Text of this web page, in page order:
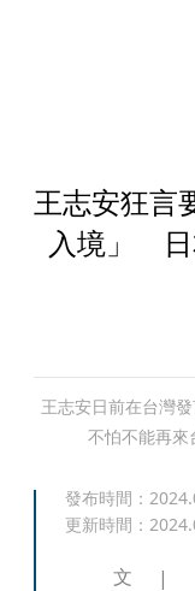
王志安狂言
入境」 日
王志安日前在台灣
不怕不能再來
發布時間：
更新時間：
文